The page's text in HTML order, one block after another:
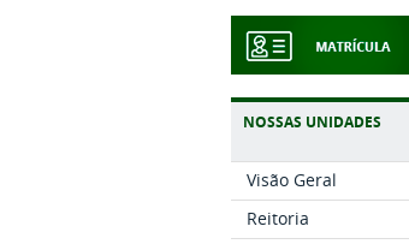
NOSSAS UNIDADES
Visão Geral
Reitoria